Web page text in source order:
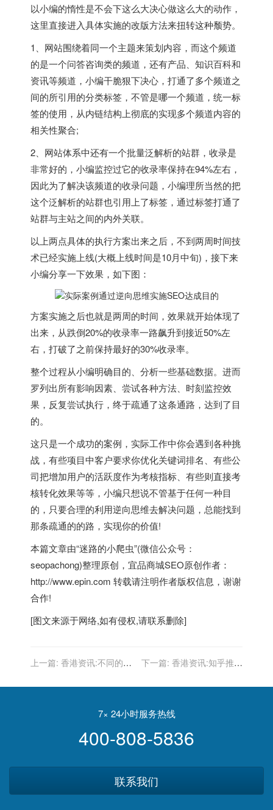
以小编的惰性是不会下这么大决心做这么大的动作，
这里直接进入具体实施的改版方法来扭转这种颓势。
1、网站围绕着同一个主题来策划内容，而这个频道
的是一个问答咨询类的频道，还有产品、知识百科和
资讯等频道，小编干脆狠下决心，打通了多个频道之
间的所引用的分类标签，不管是哪一个频道，统一标
签的使用，从内链结构上彻底的实现多个频道内容的
相关性聚合;
2、网站体系中还有一个批量泛解析的站群，收录是
非常好的，小编监控过它的收录率保持在94%左右，
因此为了解决该频道的收录问题，小编理所当然的把
这个泛解析的站群也引用上了标签，通过标签打通了
站群与主站之间的内外关联。
以上两点具体的执行方案出来之后，不到两周时间技
术已经实施上线(大概上线时间是10月中旬)，接下来
小编分享一下效果，如下图：
方案实施之后也就是两周的时间，效果就开始体现了
出来，从跌倒20%的收录率一路飙升到接近50%左
右，打破了之前保持最好的30%收录率。
整个过程从小编明确目的、分析一些基础数据。进而
罗列出所有影响因素、尝试各种方法、时刻监控效
果，反复尝试执行，终于疏通了这条通路，达到了目
的。
这只是一个成功的案例，实际工作中你会遇到各种挑
战，有些项目中客户要求你优化关键词排名、有些公
司把增加用户的活跃度作为考核指标、有些则直接考
核转化效果等等，小编只想说不管基于任何一种目
的，只要合理的利用逆向思维去解决问题，总能找到
那条疏通的的路，实现你的价值!
本篇文章由“迷路的小爬虫”(微信公众号：
seopachong)整理原创，宜品商城SEO原创作者：
http://www.epin.com 转载请注明作者版权信息，谢谢
合作!
[图文来源于网络,如有侵权,请联系删除]
上一篇: 香港资讯:不同的搜
站?
下一篇: 香港资讯:知乎推出
入在线教育赛道
7× 24小时服务热线
400-808-5836
联系我们